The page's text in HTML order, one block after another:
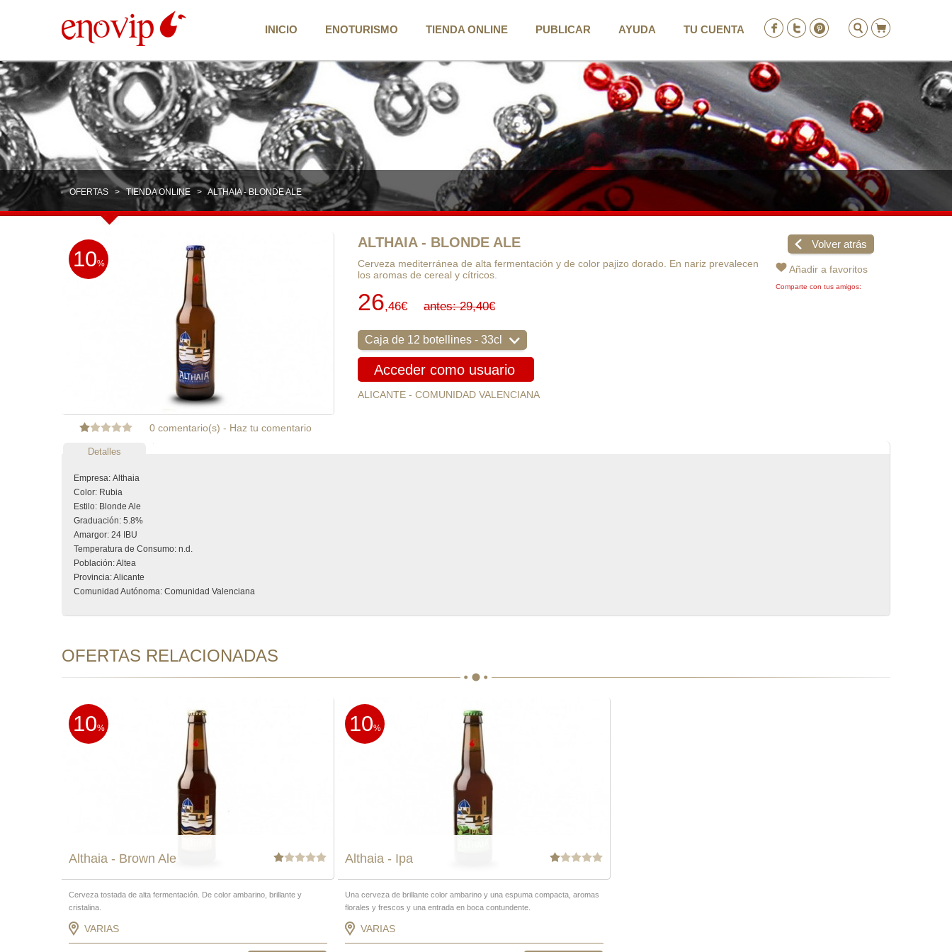
INICIO ENOTURISMO TIENDA ONLINE PUBLICAR AYUDA TU CUENTA
ENTRAR
REGISTRO
OFERTAS >TIENDA ONLINE > ALTHAIA - BLONDE ALE
10%
0 comentario(s) - Haz tu comentario
ALTHAIA - BLONDE ALE
Cerveza mediterránea de alta fermentación y de color pajizo dorado. En nariz prevalecen
los aromas de cereal y cítricos.
26,46€ antes: 29,40€
Caja de 12 botellines - 33cl
Acceder como usuario
ALICANTE - COMUNIDAD VALENCIANA
Volver atrás
Añadir a favoritos
Comparte con tus amigos:
Detalles
Empresa: Althaia
Color: Rubia
Estilo: Blonde Ale
Graduación: 5.8%
Amargor: 24 IBU
Temperatura de Consumo: n.d.
Población: Altea
Provincia: Alicante
Comunidad Autónoma: Comunidad Valenciana
OFERTAS RELACIONADAS
10%
Althaia - Brown Ale
Cerveza tostada de alta fermentación. De color ambarino, brillante y
cristalina.
VARIAS
10%
Althaia - Ipa
Una cerveza de brillante color ambarino y una espuma compacta, aromas
florales y frescos y una entrada en boca contundente.
VARIAS